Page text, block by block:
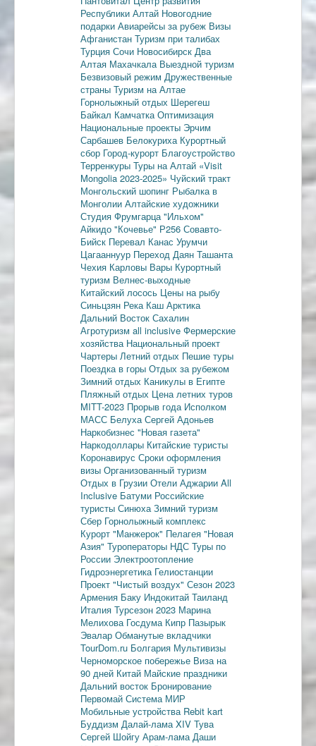
Республики Алтай Новогодние
подарки Авиарейсы за рубеж Визы
Афганистан Туризм при талибах
Турция Сочи Новосибирск Два
Алтая Махачкала Выездной туризм
Безвизовый режим Дружественные
страны Туризм на Алтае
Горнолыжный отдых Шерегеш
Байкал Камчатка Оптимизация
Национальные проекты Эрчим
Сарбашев Белокуриха Курортный
сбор Город-курорт Благоустройство
Терренкуры Туры на Алтай «Visit
Mongolia 2023-2025» Чуйский тракт
Монгольский шопинг Рыбалка в
Монголии Алтайские художники
Студия Фрумгарца "Ильхом"
Айкидо "Кочевье" Р256 Совавто-
Бийск Перевал Канас Урумчи
Цагааннуур Переход Даян Ташанта
Чехия Карловы Вары Курортный
туризм Велнес-выходные
Китайский лосось Цены на рыбу
Синьцзян Река Каш Арктика
Дальний Восток Сахалин
Агротуризм all inclusive Фермерские
хозяйства Национальный проект
Чартеры Летний отдых Пешие туры
Поездка в горы Отдых за рубежом
Зимний отдых Каникулы в Египте
Пляжный отдых Цена летних туров
MITT-2023 Прорыв года Исполком
МАСС Белуха Сергей Адоньев
Наркобизнес "Новая газета"
Наркодоллары Китайские туристы
Коронавирус Сроки оформления
визы Организованный туризм
Отдых в Грузии Отели Аджарии All
Inclusive Батуми Российские
туристы Синюха Зимний туризм
Сбер Горнолыжный комплекс
Курорт "Манжерок" Пелагея "Новая
Азия" Туроператоры НДС Туры по
России Электроотопление
Гидроэнергетика Гелиостанции
Проект "Чистый воздух" Сезон 2023
Армения Баку Индокитай Таиланд
Италия Турсезон 2023 Марина
Мелихова Госдума Кипр Пазырык
Эвалар Обманутые вкладчики
TourDom.ru Болгария Мультивизы
Черноморское побережье Виза на
90 дней Китай Майские праздники
Дальний восток Бронирование
Первомай Система МИР
Мобильные устройства Rebit kart
Буддизм Далай-лама XIV Тува
Сергей Шойгу Арам-лама Даши